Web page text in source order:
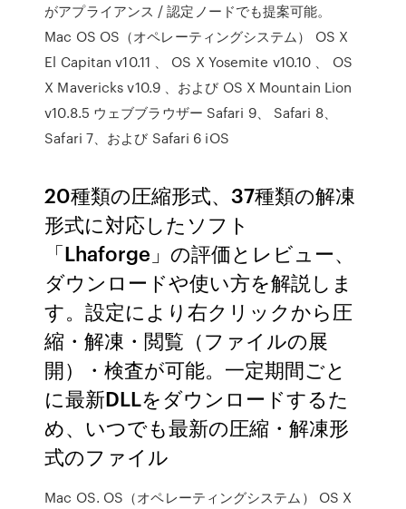
がアプライアンス / 認定ノードでも提案可能。
Mac OS OS（オペレーティングシステム） OS X
El Capitan v10.11 、 OS X Yosemite v10.10 、 OS
X Mavericks v10.9 、および OS X Mountain Lion
v10.8.5 ウェブブラウザー Safari 9、 Safari 8、
Safari 7、および Safari 6 iOS
20種類の圧縮形式、37種類の解凍
形式に対応したソフト
「Lhaforge」の評価とレビュー、
ダウンロードや使い方を解説しま
す。設定により右クリックから圧
縮・解凍・閲覧（ファイルの展
開）・検査が可能。一定期間ごと
に最新DLLをダウンロードするた
め、いつでも最新の圧縮・解凍形
式のファイル
Mac OS. OS（オペレーティングシステム） OS X